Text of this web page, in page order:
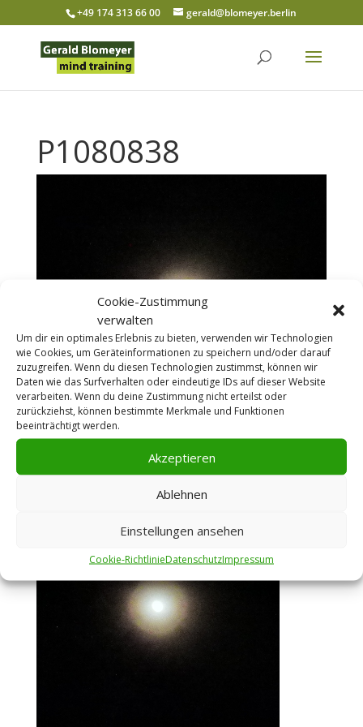
Cookie-Zustimmung
verwalten
Um dir ein optimales Erlebnis zu bieten, verwenden wir Technologien
wie Cookies, um Geräteinformationen zu speichern und/oder darauf
zuzugreifen. Wenn du diesen Technologien zustimmst, können wir
Daten wie das Surfverhalten oder eindeutige IDs auf dieser Website
verarbeiten. Wenn du deine Zustimmung nicht erteilst oder
zurückziehst, können bestimmte Merkmale und Funktionen
beeinträchtigt werden.
Akzeptieren
Ablehnen
Einstellungen ansehen
Cookie-RichtlinieDatenschutzImpressum
+49 174 313 66 00 gerald@blomeyer.berlin
P1080838